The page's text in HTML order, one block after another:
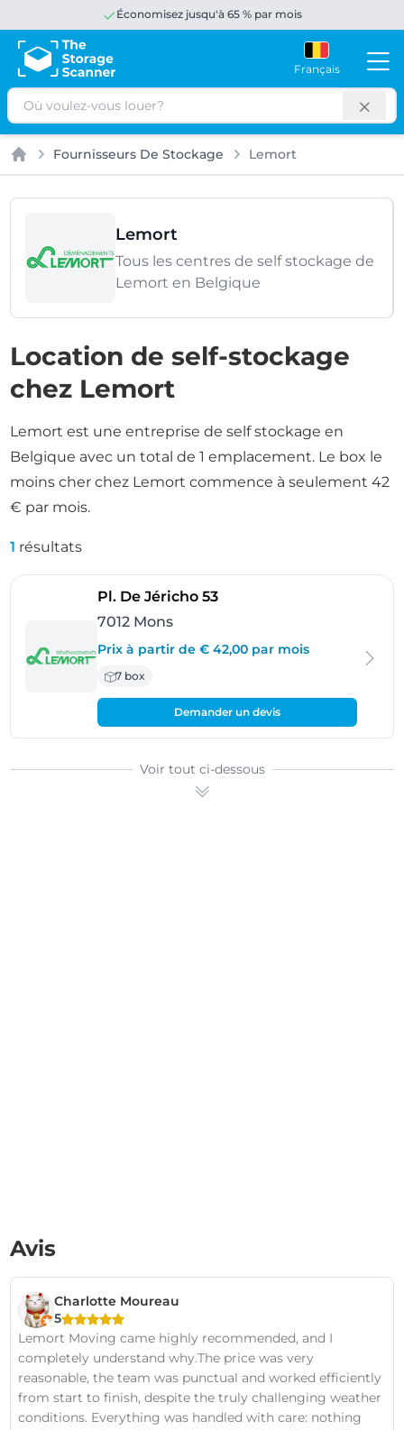
Économisez jusqu'à 65 % par mois
Français
Rechercher
Accueil
Fournisseurs De Stockage Lemort
Lemort
Tous les centres de self stockage de
Lemort en Belgique
Location de self-stockage
chez Lemort
Lemort est une entreprise de self stockage en
Belgique avec un total de 1 emplacement. Le box le
moins cher chez Lemort commence à seulement 42
€ par mois.
1 résultats
Pl. De Jéricho 53- Mons
7012 Mons
Prix à partir de € 42,00 par mois
7 box
Demander un devis
Voir tout ci-dessous
Avis
Charlotte Moureau
5
Lemort Moving came highly recommended, and I
completely understand why.The price was very
reasonable, the team was punctual and worked efficiently
from start to finish, despite the truly challenging weather
conditions. Everything was handled with care: nothing